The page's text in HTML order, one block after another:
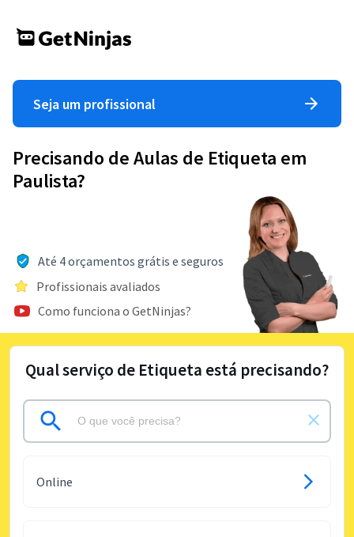
Seja um profissional
Precisando de Aulas de Etiqueta em
Paulista?
Até 4 orçamentos grátis e seguros
Profissionais avaliados
Como funciona o GetNinjas?
Qual serviço de Etiqueta está precisando?
Online